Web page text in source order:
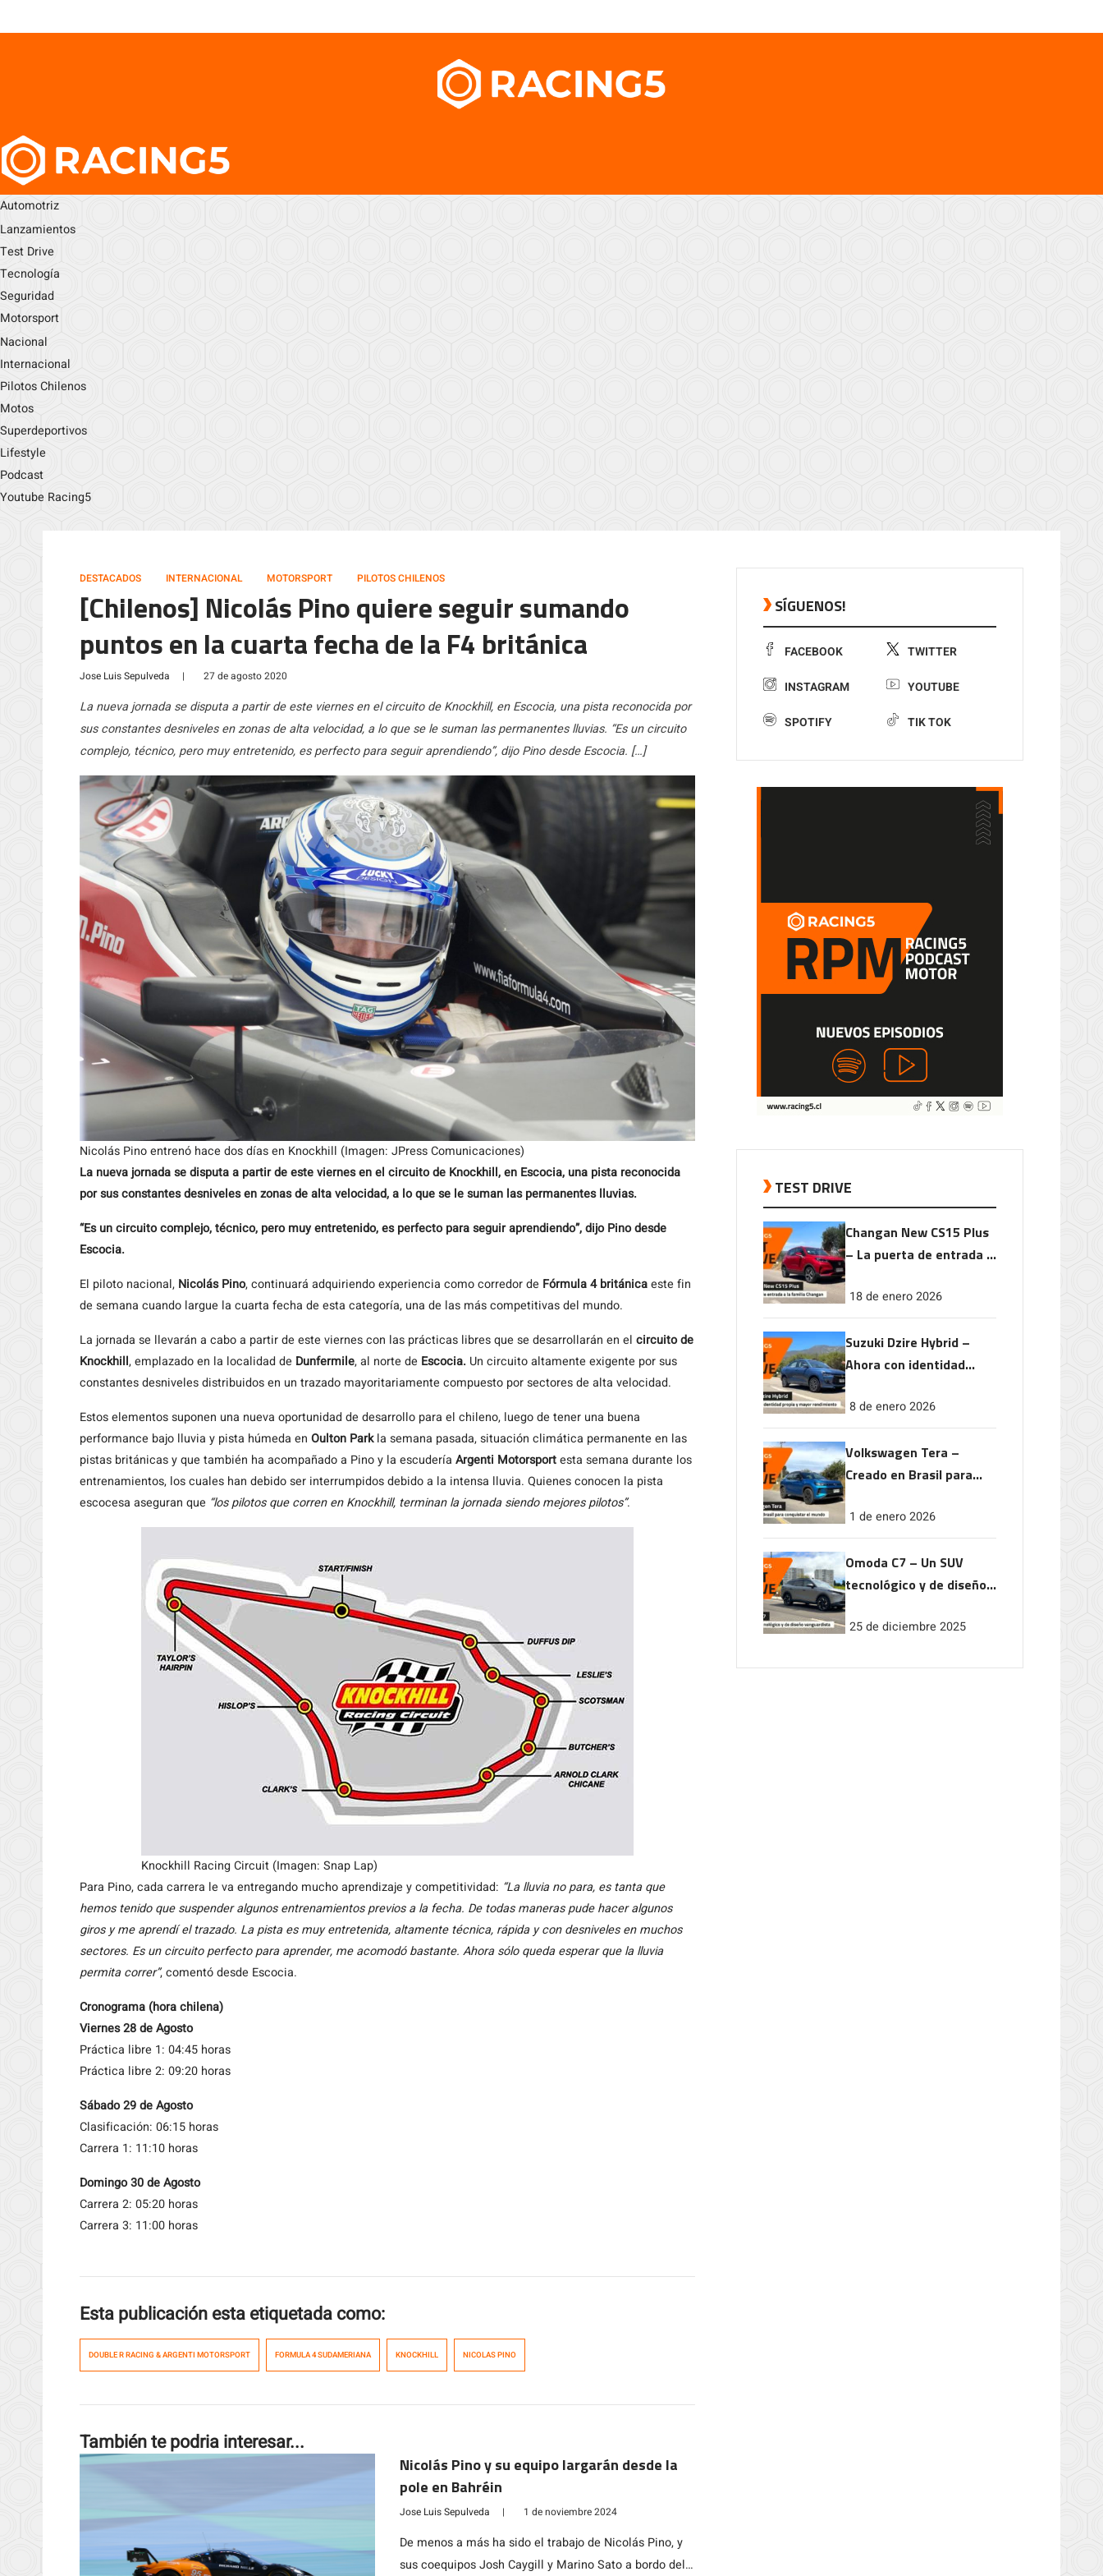
Automotriz
Lanzamientos
Test Drive
Tecnología
Seguridad
Motorsport
Nacional
Internacional
Pilotos Chilenos
Motos
Superdeportivos
Lifestyle
Podcast
Youtube Racing5
DESTACADOS INTERNACIONAL MOTORSPORT PILOTOS CHILENOS
[Chilenos] Nicolás Pino quiere seguir sumando
puntos en la cuarta fecha de la F4 británica
Jose Luis Sepulveda | 27 de agosto 2020
La nueva jornada se disputa a partir de este viernes en el circuito de Knockhill, en Escocia, una pista reconocida por
sus constantes desniveles en zonas de alta velocidad, a lo que se le suman las permanentes lluvias. “Es un circuito
complejo, técnico, pero muy entretenido, es perfecto para seguir aprendiendo”, dijo Pino desde Escocia. […]
Nicolás Pino entrenó hace dos días en Knockhill (Imagen: JPress Comunicaciones)
La nueva jornada se disputa a partir de este viernes en el circuito de Knockhill, en Escocia, una pista reconocida
por sus constantes desniveles en zonas de alta velocidad, a lo que se le suman las permanentes lluvias.
“Es un circuito complejo, técnico, pero muy entretenido, es perfecto para seguir aprendiendo”, dijo Pino desde
Escocia.
El piloto nacional, Nicolás Pino, continuará adquiriendo experiencia como corredor de Fórmula 4 británicaeste fin
de semana cuando largue la cuarta fecha de esta categoría, una de las más competitivas del mundo.
La jornada se llevarán a cabo a partir de este viernes con las prácticas libres que se desarrollarán en el circuito de
Knockhill, emplazado en la localidad de Dunfermile, al norte de Escocia. Un circuito altamente exigente por sus
constantes desniveles distribuidos en un trazado mayoritariamente compuesto por sectores de alta velocidad.
Estos elementos suponen una nueva oportunidad de desarrollo para el chileno, luego de tener una buena
performance bajo lluvia y pista húmeda en Oulton Parkla semana pasada, situación climática permanente en las
pistas británicas y que también ha acompañado a Pino y la escudería Argenti Motorsportesta semana durante los
entrenamientos, los cuales han debido ser interrumpidos debido a la intensa lluvia. Quienes conocen la pista
escocesa aseguran que “los pilotos que corren en Knockhill, terminan la jornada siendo mejores pilotos”.
Knockhill Racing Circuit (Imagen: Snap Lap)
Para Pino, cada carrera le va entregando mucho aprendizaje y competitividad: “La lluvia no para, es tanta que
hemos tenido que suspender algunos entrenamientos previos a la fecha. De todas maneras pude hacer algunos
giros y me aprendí el trazado. La pista es muy entretenida, altamente técnica, rápida y con desniveles en muchos
sectores. Es un circuito perfecto para aprender, me acomodó bastante. Ahora sólo queda esperar que la lluvia
permita correr”, comentó desde Escocia.
Cronograma (hora chilena)
Viernes 28 de Agosto
Práctica libre 1: 04:45 horas
Práctica libre 2: 09:20 horas
Sábado 29 de Agosto
Clasificación: 06:15 horas
Carrera 1: 11:10 horas
Domingo 30 de Agosto
Carrera 2: 05:20 horas
Carrera 3: 11:00 horas
Esta publicación esta etiquetada como:
DOUBLE R RACING & ARGENTI MOTORSPORT FORMULA 4 SUDAMERIANA KNOCKHILL NICOLAS PINO
También te podria interesar...
Nicolás Pino y su equipo largarán desde la
pole en Bahréin
Jose Luis Sepulveda | 1 de noviembre 2024
De menos a más ha sido el trabajo de Nicolás Pino, y
sus coequipos Josh Caygill y Marino Sato a bordo del
SÍGUENOS!
FACEBOOK TWITTER
INSTAGRAM YOUTUBE
SPOTIFY TIK TOK
TEST DRIVE
Changan New CS15 Plus
– La puerta de entrada a
18 de enero 2026
Suzuki Dzire Hybrid –
Ahora con identidad
rendimiento
8 de enero 2026
Volkswagen Tera –
Creado en Brasil para
1 de enero 2026
Omoda C7 – Un SUV
tecnológico y de diseño
25 de diciembre 2025